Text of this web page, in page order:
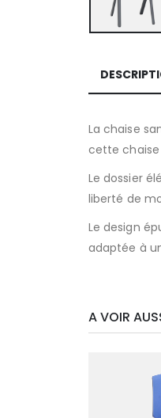
La chaise
cette chaise
Le dossier
liberté de
Le design
adaptée à
A VOIR